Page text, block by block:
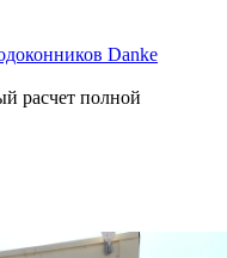
Danke
расчет полной